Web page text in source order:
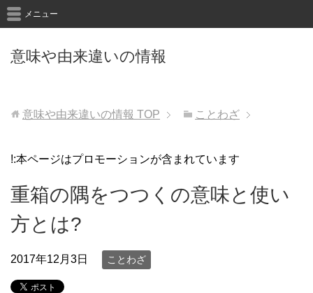
意味や由来違いの情報
メニュー
意味や由来違いの情報 TOP ことわざ
!:本ページはプロモーションが含まれています
重箱の隅をつつくの意味と使い
方とは?
2017年12月3日 ことわざ